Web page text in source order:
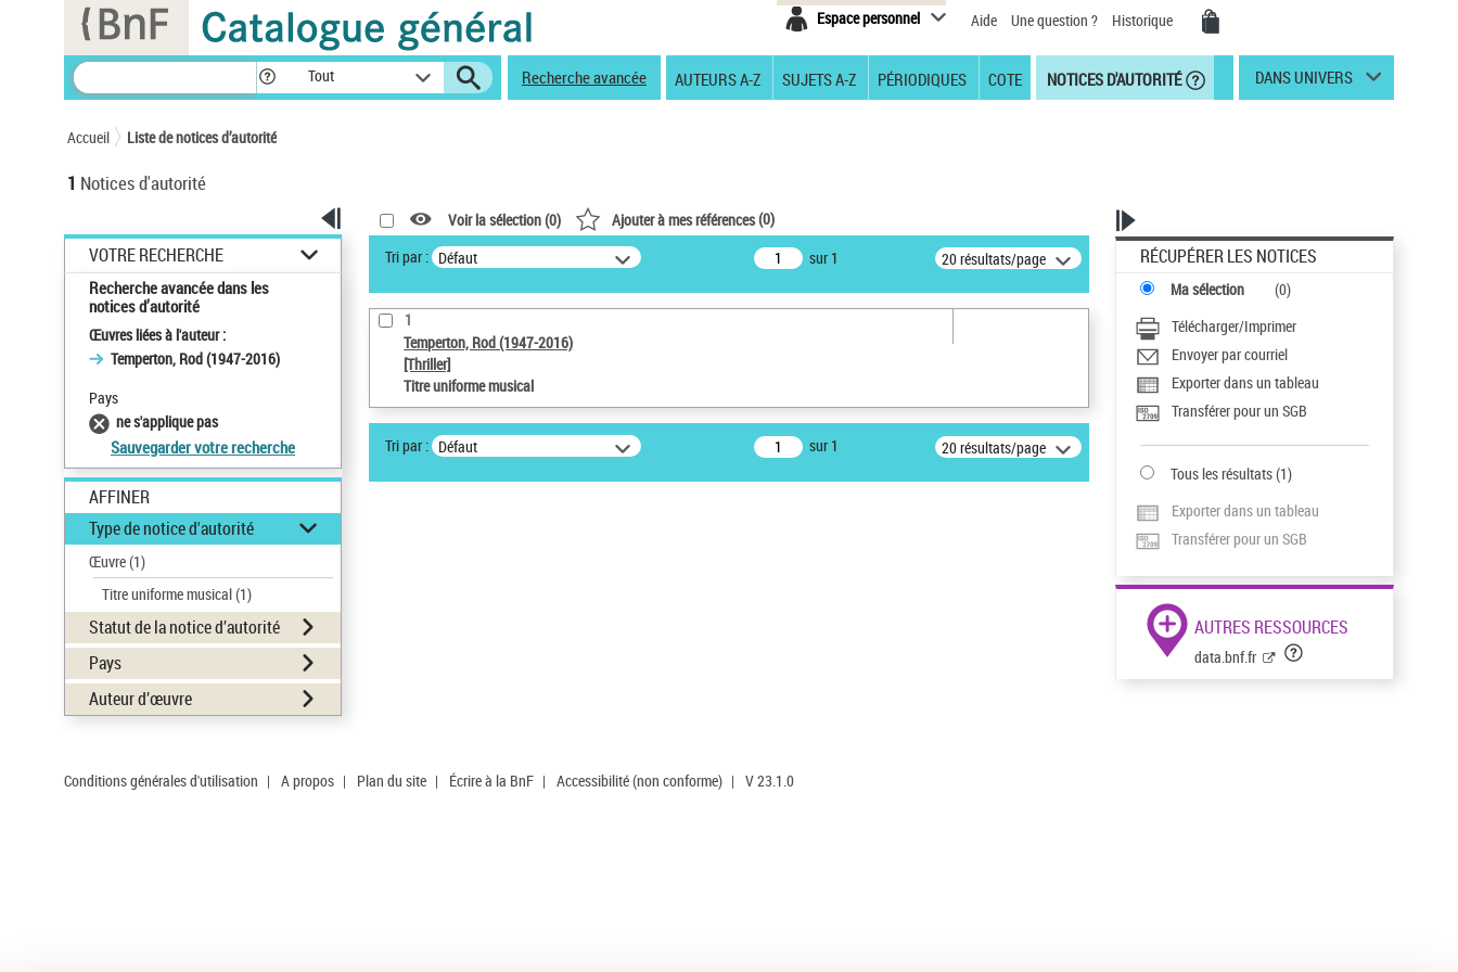
Espace personnel Aide Une question ? Historique
Tout Recherche avancée AUTEURS A-Z SUJETS A-Z PÉRIODIQUES COTE NOTICES D'AUTORITÉ DANS UNIVERS
Accueil Liste de notices d’autorité
1 Notices d'autorité
VOTRE RECHERCHE
Recherche avancée dans les
notices d’autorité
Œuvres liées à l'auteur :
Temperton, Rod (1947-2016)
Pays
ne s'applique pas
Sauvegarder votre recherche
AFFINER
Type de notice d'autorité
Œuvre(1)
Titre uniforme musical(1)
Statut de la notice d’autorité
Pays
Auteur d’œuvre
Voir la sélection (0) Ajouter à mes références(0)
Tri par : Défaut sur 1 20 résultats/page
1
Temperton, Rod (1947-2016)
[Thriller]
Titre uniforme musical
Tri par : Défaut sur 1 20 résultats/page
RÉCUPÉRER LES NOTICES
Ma sélection (0)
Télécharger/Imprimer
Envoyer par courriel
Exporter dans un tableau
Transférer pour un SGB
Tous les résultats(1)
Exporter dans un tableau
Transférer pour un SGB
AUTRES RESSOURCES
data.bnf.fr
Conditions générales d'utilisation | A propos | Plan du site | Écrire à la BnF | Accessibilité (non conforme) | V 23.1.0
Panneau de gestion des cookies